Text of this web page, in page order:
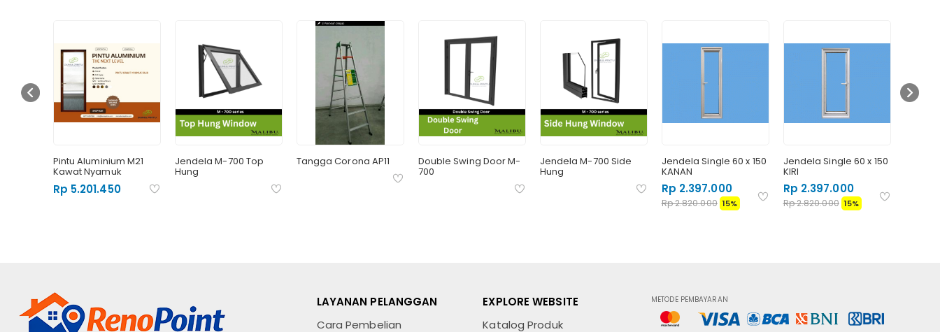
Pintu Aluminium M21
Kawat Nyamuk
Rp 5.201.450
Jendela M-700 Top
Hung
Tangga Corona AP11 Double Swing Door M-
700
Jendela M-700 Side
Hung
Jendela Single 60 x 150
KANAN
Rp 2.397.000
Rp 2.820.000 15%
Jendela Single 60 x 150
KIRI
Rp 2.397.000
Rp 2.820.000 15%
LAYANAN PELANGGAN
Cara Pembelian
EXPLORE WEBSITE
Katalog Produk
METODE PEMBAYARAN